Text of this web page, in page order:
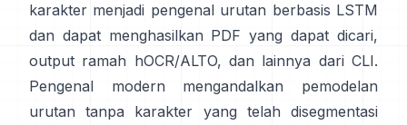
karakter menjadi pengenal urutan berbasis LSTM
dan dapat menghasilkan PDF yang dapat dicari,
output ramah hOCR/ALTO, dan lainnya dari CLI.
Pengenal modern mengandalkan pemodelan
urutan tanpa karakter yang telah disegmentasi